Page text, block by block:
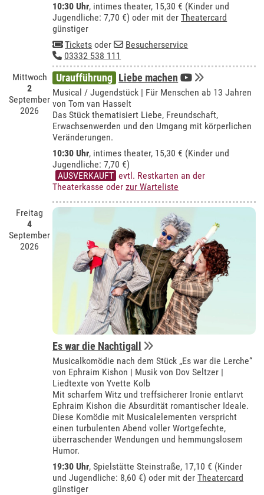
10:30 Uhr, intimes theater, 15,30 € (Kinder und
Jugendliche: 7,70 €) oder mit derTheatercard
günstiger
Tickets oder
Besucherservice
03332 538 111
Mittwoch
2
September
2026
Uraufführung Liebe machen
Musical / Jugendstück | Für Menschen ab 13 Jahren
von Tom van Hasselt
Das Stück thematisiert Liebe, Freundschaft,
Erwachsenwerden und den Umgang mit körperlichen
Veränderungen.
10:30 Uhr, intimes theater, 15,30 € (Kinder und
Jugendliche: 7,70 €)
AUSVERKAUFT evtl. Restkarten an der
Theaterkasse oderzur Warteliste
Freitag
4
September
2026
Es war die Nachtigall
Musicalkomödie nach dem Stück „Es war die Lerche“
von Ephraim Kishon | Musik von Dov Seltzer |
Liedtexte von Yvette Kolb
Mit scharfem Witz und treffsicherer Ironie entlarvt
Ephraim Kishon die Absurdität romantischer Ideale.
Diese Komödie mit Musicalelementen verspricht
einen turbulenten Abend voller Wortgefechte,
überraschender Wendungen und hemmungslosem
Humor.
19:30 Uhr, Spielstätte Steinstraße, 17,10 € (Kinder
und Jugendliche: 8,60 €) oder mit derTheatercard
günstiger